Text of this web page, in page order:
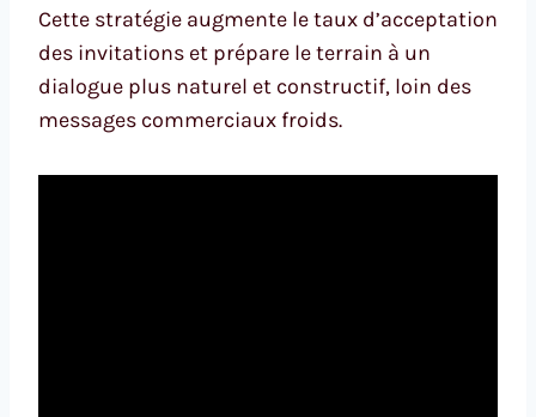
Cette stratégie augmente le taux d’acceptation
des invitations et prépare le terrain à un
dialogue plus naturel et constructif, loin des
messages commerciaux froids.